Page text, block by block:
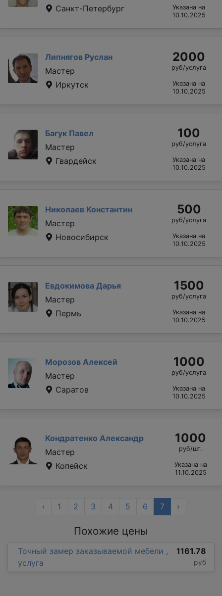
Санкт-Петербург
Указана на
10.10.2025
Липнягов Руслан
Мастер
Иркутск
2000
руб/услуга
Указана на
10.10.2025
Багук Павел
Мастер
Гвардейск
100
руб/услуга
Указана на
10.10.2025
Николаев Константин
Мастер
Новосибирск
500
руб/услуга
Указана на
10.10.2025
Евдокимова Дарья
Мастер
Пермь
1500
руб/услуга
Указана на
10.10.2025
Морозов Алексей
Мастер
Саратов
1000
руб/услуга
Указана на
10.10.2025
Кондратенко Александр
Мастер
Копейск
1000
руб/шт.
Указана на
11.10.2025
‹ 1 2 3 4 5 6 7 ›
Похожие цены
Точный замер заказываемой мебели ,
услуга
1161.78
руб